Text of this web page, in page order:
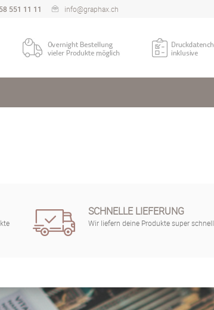
551 11 11 info@graphax.ch
SCHNELLE LIEFERUNG
Wir liefern deine Produkte super schnell